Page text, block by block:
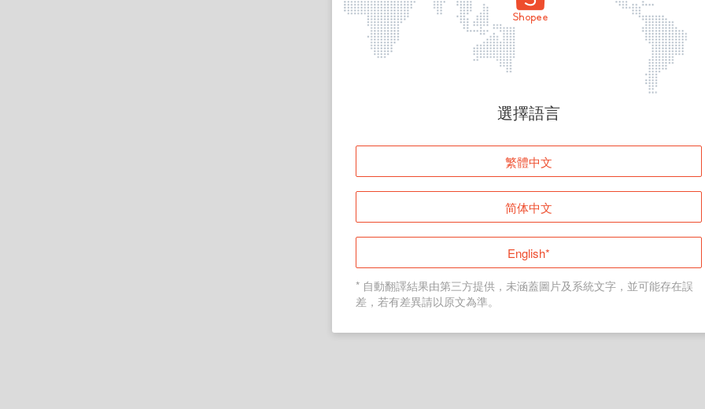
頁面無法顯示
登入
返回首頁
選擇語言
繁體中文
简体中文
English*
* 自動翻譯結果由第三方提供，未涵蓋圖片及系統文字，並可能存在誤
差，若有差異請以原文為準。